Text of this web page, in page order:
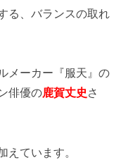
る、バランスの取れ
メーカー『服天』の
俳優の鹿賀丈史 さ
ています。